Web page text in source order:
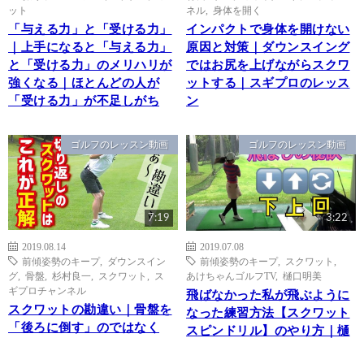
ット
「与える力」と「受ける力」
｜上手になると「与える力」
と「受ける力」のメリハリが
強くなる｜ほとんどの人が
「受ける力」が不足しがち
ネル
身体を開く
インパクトで身体を開けない
原因と対策｜ダウンスイング
ではお尻を上げながらスクワ
ットする｜スギプロのレッス
ン
ゴルフのレッスン動画
7:19
2019.08.14
前傾姿勢のキープ, ダウンスイン
グ
骨盤 杉村良一 スクワット
ス
ギプロチャンネル
スクワットの勘違い｜骨盤を
「後ろに倒す」のではなく
ゴルフのレッスン動画
3:22
2019.07.08
前傾姿勢のキープ, スクワット
あけちゃんゴルフTV, 樋口明美
飛ばなかった私が飛ぶように
なった練習方法【スクワット
スピンドリル】のやり方｜樋